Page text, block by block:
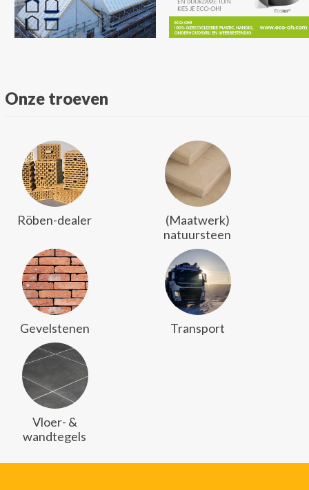
Onze troeven
Röben-dealer
(Maatwerk)
natuursteen
Gevelstenen Transport
Vloer- &
wandtegels